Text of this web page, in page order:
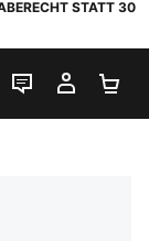
STATT 30
LIVE-CHAT
MEIN